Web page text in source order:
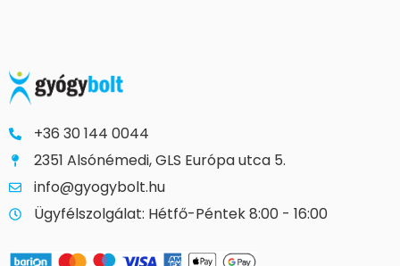
+36 30 144 0044
2351 Alsónémedi, GLS Európa utca 5.
info@gyogybolt.hu
Ügyfélszolgálat: Hétfő-Péntek 8:00 - 16:00